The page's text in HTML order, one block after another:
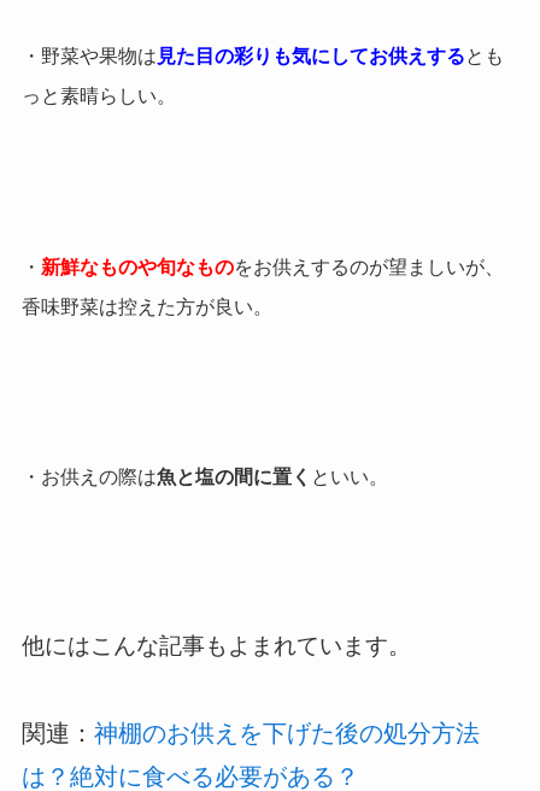
・野菜や果物は 見た目の彩りも気にしてお供えするとも
っと素晴らしい。
・ 新鮮なものや旬なものをお供えするのが望ましいが、
香味野菜は控えた方が良い。
・お供えの際は魚と塩の間に置く といい。
他にはこんな記事もよまれています。
関連： 神棚のお供えを下げた後の処分方法
は？絶対に食べる必要がある？